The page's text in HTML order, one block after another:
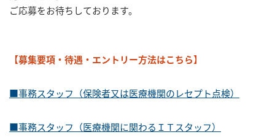
ご応募をお待ちしております。
【募集要項・待遇・エントリー方法はこちら】
■事務スタッフ（保険者又は医療機関のレセプト点検）
■事務スタッフ（医療機関に関わるＩＴスタッフ）